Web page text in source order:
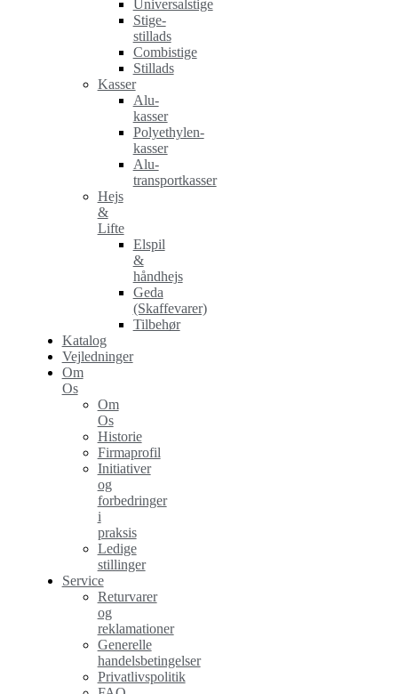
Universalstige
Stige-
stillads
Combistige
Stillads
Kasser
Alu-
kasser
Polyethylen-
kasser
Alu-
transportkasser
Hejs
&
Lifte
Elspil
&
håndhejs
Geda
(Skaffevarer)
Tilbehør
Katalog
Vejledninger
Om
Os
Om
Os
Historie
Firmaprofil
Initiativer
og
forbedringer
i
praksis
Ledige
stillinger
Service
Returvarer
og
reklamationer
Generelle
handelsbetingelser
Privatlivspolitik